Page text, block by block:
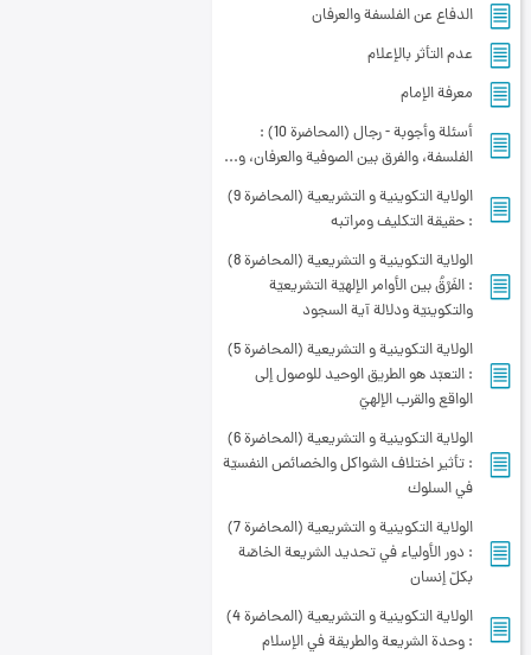
الدفاع عن الفلسفة والعرفان
عدم التأثر بالإعلام
معرفة الإمام
أسئلة وأجوبة - رجال (المحاضرة 10) :
الفلسفة، والفرق بين الصوفية والعرفان، و...
الولاية التكوينية و التشريعية (المحاضرة 9)
: حقيقة التكليف ومراتبه
الولاية التكوينية و التشريعية (المحاضرة 8)
: الفَرْقُ بين الأوامر الإلهيّة التشريعيّة
والتكوينيّة ودلالة آية السجود
الولاية التكوينية و التشريعية (المحاضرة 5)
: التعبّد هو الطريق الوحيد للوصول إلى
الواقع والقرب الإلهيّ
الولاية التكوينية و التشريعية (المحاضرة 6)
: تأثير اختلاف الشواكل والخصائص النفسيّة
في السلوك
الولاية التكوينية و التشريعية (المحاضرة 7)
: دور الأولياء في تحديد الشريعة الخاصّة
بكلّ إنسان
الولاية التكوينية و التشريعية (المحاضرة 4)
: وحدة الشريعة والطريقة في الإسلام